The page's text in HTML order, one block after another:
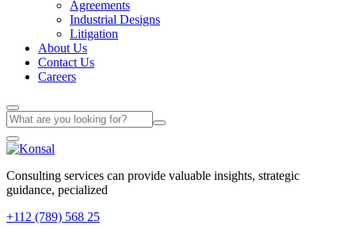
Agreements
Industrial Designs
Litigation
About Us
Contact Us
Careers
Consulting services can provide valuable insights, strategic
guidance, pecialized
+112 (789) 568 25